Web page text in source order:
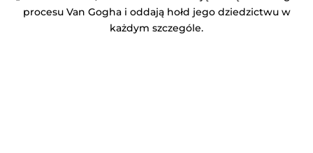
procesu Van Gogha i oddają hołd jego dziedzictwu w
każdym szczególe.